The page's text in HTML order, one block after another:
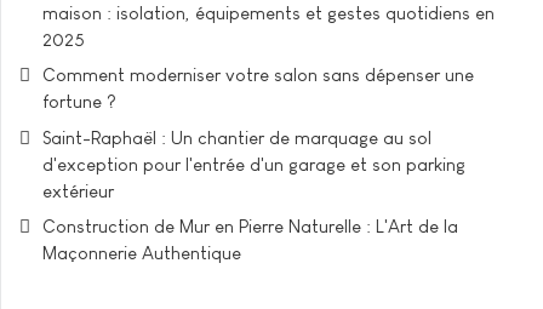
maison : isolation, équipements et gestes quotidiens en
2025
Comment moderniser votre salon sans dépenser une
fortune ?
Saint-Raphaël : Un chantier de marquage au sol
d'exception pour l'entrée d'un garage et son parking
extérieur
Construction de Mur en Pierre Naturelle : L'Art de la
Maçonnerie Authentique